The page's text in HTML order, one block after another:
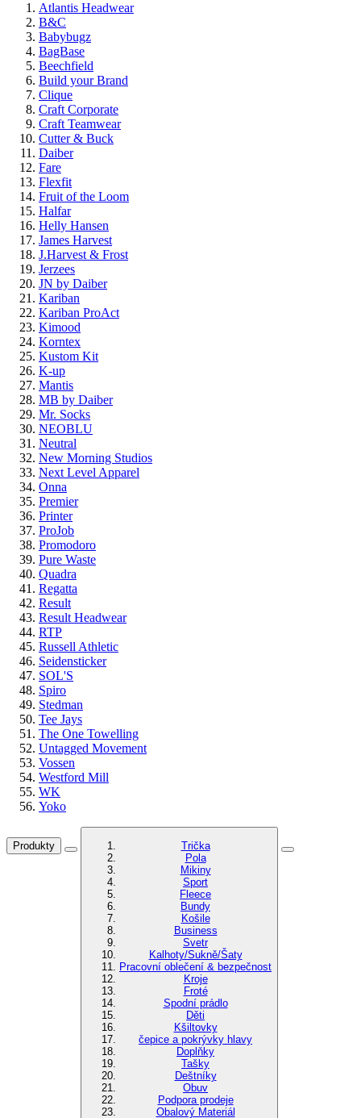
Atlantis Headwear
B&C
Babybugz
BagBase
Beechfield
Build your Brand
Clique
Craft Corporate
Craft Teamwear
Cutter & Buck
Daiber
Fare
Flexfit
Fruit of the Loom
Halfar
Helly Hansen
James Harvest
J.Harvest & Frost
Jerzees
JN by Daiber
Kariban
Kariban ProAct
Kimood
Korntex
Kustom Kit
K-up
Mantis
MB by Daiber
Mr. Socks
NEOBLU
Neutral
New Morning Studios
Next Level Apparel
Onna
Premier
Printer
ProJob
Promodoro
Pure Waste
Quadra
Regatta
Result
Result Headwear
RTP
Russell Athletic
Seidensticker
SOL'S
Spiro
Stedman
Tee Jays
The One Towelling
Untagged Movement
Vossen
Westford Mill
WK
Yoko
Produkty
Trička
Pola
Mikiny
Sport
Fleece
Bundy
Košile
Business
Svetr
Kalhoty/Sukně/Šaty
Pracovní oblečení & bezpečnost
Kroje
Froté
Spodní prádlo
Děti
Kšiltovky
čepice a pokrývky hlavy
Doplňky
Tašky
Deštníky
Obuv
Podpora prodeje
Obalový Materiál